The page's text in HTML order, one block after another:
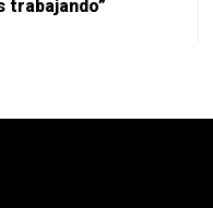
trabajando”